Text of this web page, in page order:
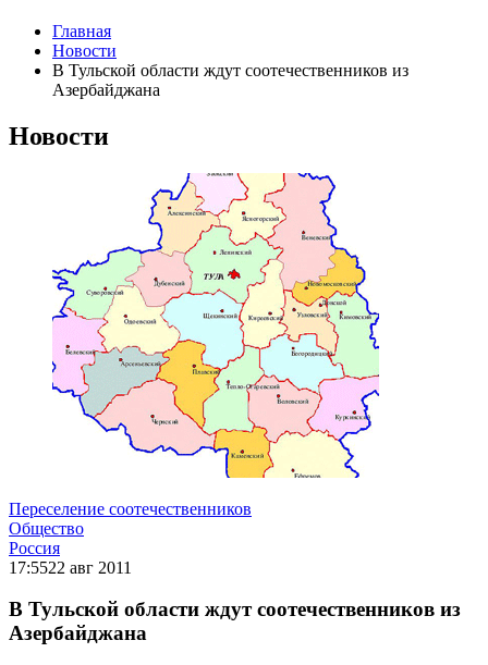
Главная
Новости
В Тульской области ждут соотечественников из
Азербайджана
Новости
Переселение соотечественников
Общество
Россия
17:5522 авг 2011
В Тульской области ждут соотечественников из
Азербайджана